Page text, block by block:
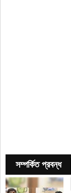
সম্পর্কিত প্রবন্ধ